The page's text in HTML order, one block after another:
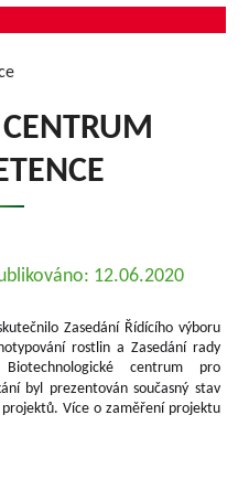
12.06.2020
Zasedání Řídícího výboru
rostlin a Zasedání rady
centrum pro
byl prezentován současný stav
Více o zaměření projektu